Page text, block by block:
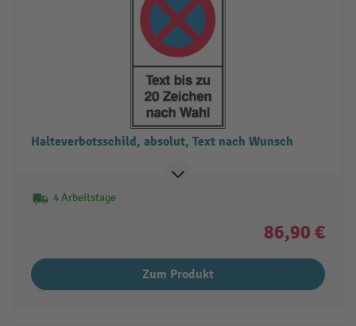
Halteverbotsschild, absolut, Text nach Wunsch
4 Arbeitstage
86,90 €
Zum Produkt